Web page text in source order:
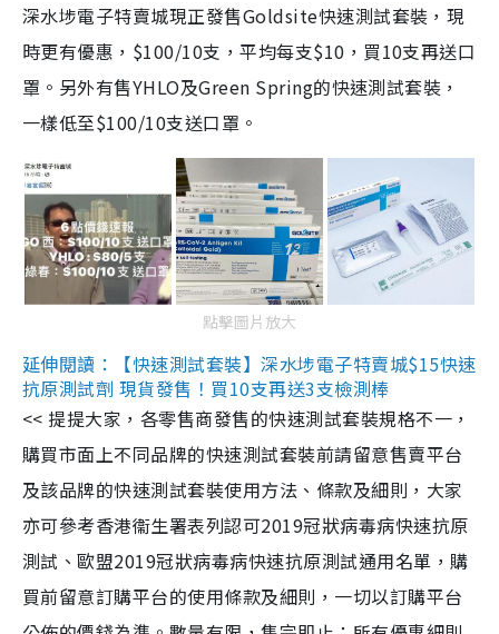
深水埗電子特賣城現正發售Goldsite快速測試套裝，現
時更有優惠，$100/10支，平均每支$10，買10支再送口
罩。另外有售YHLO及Green Spring的快速測試套裝，
一樣低至$100/10支送口罩。
點擊圖片放大
延伸閱讀：【快速測試套裝】深水埗電子特賣城$15快速
抗原測試劑 現貨發售！買10支再送3支檢測棒
<< 提提大家，各零售商發售的快速測試套裝規格不一，
購買市面上不同品牌的快速測試套裝前請留意售賣平台
及該品牌的快速測試套裝使用方法、條款及細則，大家
亦可參考香港衞生署表列認可2019冠狀病毒病快速抗原
測試、歐盟2019冠狀病毒病快速抗原測試通用名單，購
買前留意訂購平台的使用條款及細則，一切以訂購平台